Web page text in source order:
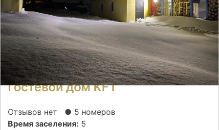
Гостевой дом KFT
Отзывов нет
● 5 номеров
Время заселения: 5